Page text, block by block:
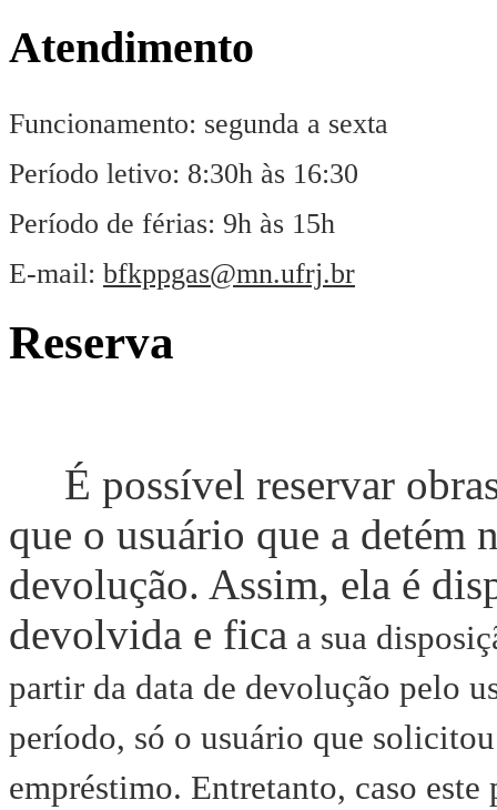
Atendimento
Funcionamento: segunda a sexta
Período letivo: 8:30h às 16:30
Período de férias: 9h às 15h
E-mail: bfkppgas@mn.ufrj.br
Reserva
É possível reservar obras
que o usuário que a detém
devolução. Assim, ela é
devolvida e fica a sua
partir da data de devolução pelo
período, só o usuário que
empréstimo. Entretanto, caso